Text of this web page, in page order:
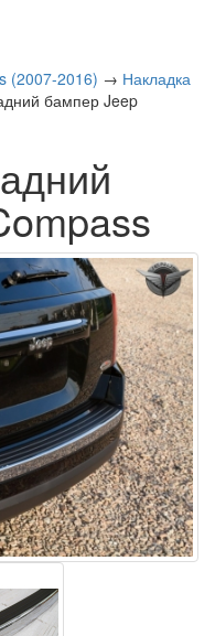
(2007-2016) → Накладка
бампер Jeep